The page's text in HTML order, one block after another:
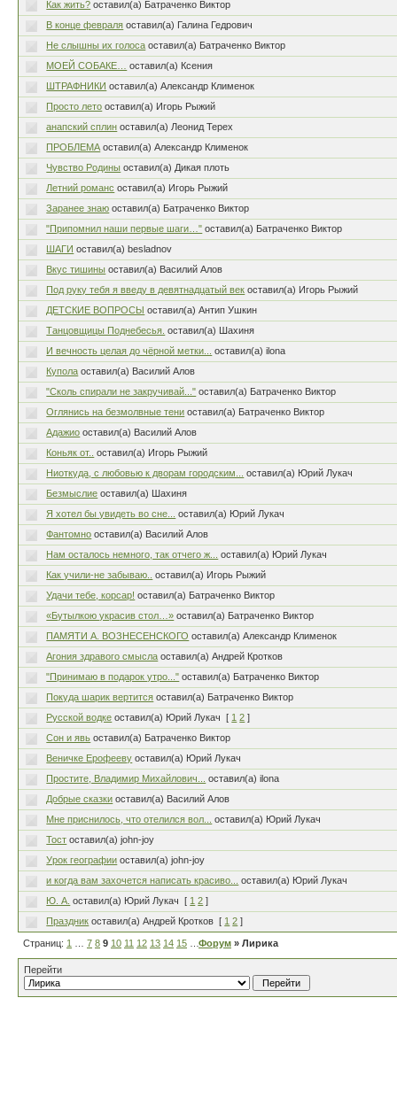
Как жить? оставил(а) Батраченко Виктор
В конце февраля оставил(а) Галина Гедрович
Не слышны их голоса оставил(а) Батраченко Виктор
МОЕЙ СОБАКЕ…
оставил(а) Ксения
ШТРАФНИКИ оставил(а) Александр Клименок
Просто лето оставил(а) Игорь Рыжий
анапский сплин оставил(а) Леонид Терех
ПРОБЛЕМА оставил(а) Александр Клименок
Чувство Родины оставил(а) Дикая плоть
Летний романс оставил(а) Игорь Рыжий
Заранее знаю оставил(а) Батраченко Виктор
"Припомнил наши первые шаги…" оставил(а) Батраченко Виктор
ШАГИ оставил(а) besladnov
Вкус тишины оставил(а) Василий Алов
Под руку тебя я введу в девятнадцатый век оставил(а) Игорь Рыжий
ДЕТСКИЕ ВОПРОСЫ оставил(а) Антип Ушкин
Танцовщицы Поднебесья. оставил(а) Шахиня
И вечность целая до чёрной метки...
оставил(а) ilona
Купола оставил(а) Василий Алов
"Сколь спирали не закручивай..." оставил(а) Батраченко Виктор
Оглянись на безмолвные тени оставил(а) Батраченко Виктор
Адажио оставил(а) Василий Алов
Коньяк от..
оставил(а) Игорь Рыжий
Ниоткуда, с любовью к дворам городским...
оставил(а) Юрий Лукач
Безмыслие оставил(а) Шахиня
Я хотел бы увидеть во сне...
оставил(а) Юрий Лукач
Фантомно оставил(а) Василий Алов
Нам осталось немного, так отчего ж...
оставил(а) Юрий Лукач
Как учили-не забываю..
оставил(а) Игорь Рыжий
Удачи тебе, корсар! оставил(а) Батраченко Виктор
«Бутылкою украсив стол…» оставил(а) Батраченко Виктор
ПАМЯТИ А. ВОЗНЕСЕНСКОГО оставил(а) Александр Клименок
Агония здравого смысла оставил(а) Андрей Кротков
"Принимаю в подарок утро..." оставил(а) Батраченко Виктор
Покуда шарик вертится оставил(а) Батраченко Виктор
Русской водке оставил(а) Юрий Лукач [ 1 2 ]
Сон и явь оставил(а) Батраченко Виктор
Веничке Ерофееву оставил(а) Юрий Лукач
Простите, Владимир Михайлович...
оставил(а) ilona
Добрые сказки оставил(а) Василий Алов
Мне приснилось, что отелился вол...
оставил(а) Юрий Лукач
Тост оставил(а) john-joy
Урок географии оставил(а) john-joy
и когда вам захочется написать красиво...
оставил(а) Юрий Лукач
Ю. А. оставил(а) Юрий Лукач [ 1 2 ]
Праздник оставил(а) Андрей Кротков [ 1 2 ]
Страниц: 1 7 8 9 10 11 12 13 14 15 …80
Форум » Лирика
Перейти